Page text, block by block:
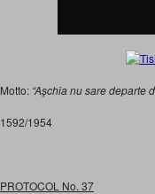
Motto: “Aşchia nu sare departe
1592/1954
PROTOCOL No. 37